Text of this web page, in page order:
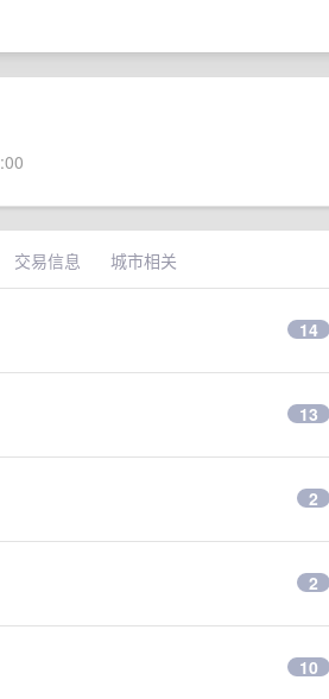
交易信息 城市相关
14
13
2
2
10